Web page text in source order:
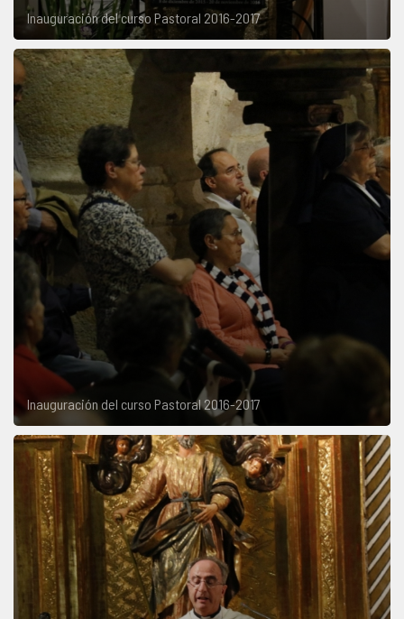
Inauguración del curso Pastoral 2016-2017
Inauguración del curso Pastoral 2016-2017